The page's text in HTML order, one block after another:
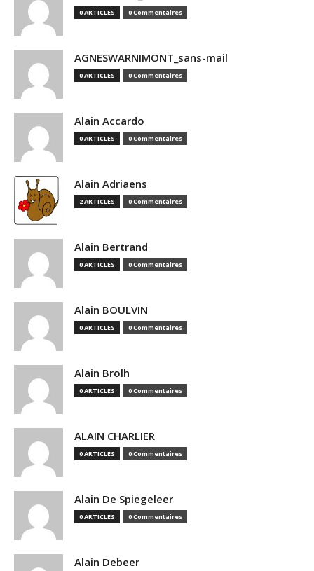
0 ARTICLES 0 Commentaires
AGNESWARNIMONT_sans-mail
0 ARTICLES 0 Commentaires
Alain Accardo
0 ARTICLES 0 Commentaires
Alain Adriaens
2 ARTICLES 0 Commentaires
Alain Bertrand
0 ARTICLES 0 Commentaires
Alain BOULVIN
0 ARTICLES 0 Commentaires
Alain Brolh
0 ARTICLES 0 Commentaires
ALAIN CHARLIER
0 ARTICLES 0 Commentaires
Alain De Spiegeleer
0 ARTICLES 0 Commentaires
Alain Debeer